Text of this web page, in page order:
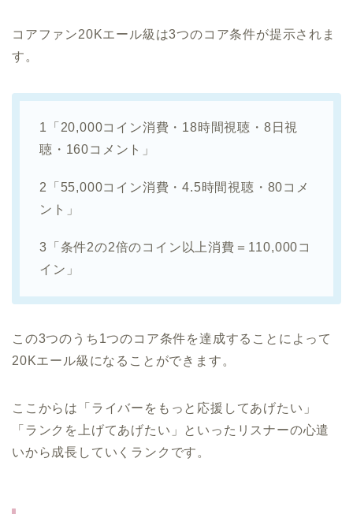
コアファン20Kエール級は3つのコア条件が提示されま
す。
1「20,000コイン消費・18時間視聴・8日視
聴・160コメント」
2「55,000コイン消費・4.5時間視聴・80コメ
ント」
3「条件2の2倍のコイン以上消費＝110,000コ
イン」
この3つのうち1つのコア条件を達成することによって
20Kエール級になることができます。
ここからは「ライバーをもっと応援してあげたい」
「ランクを上げてあげたい」といったリスナーの心遣
いから成長していくランクです。